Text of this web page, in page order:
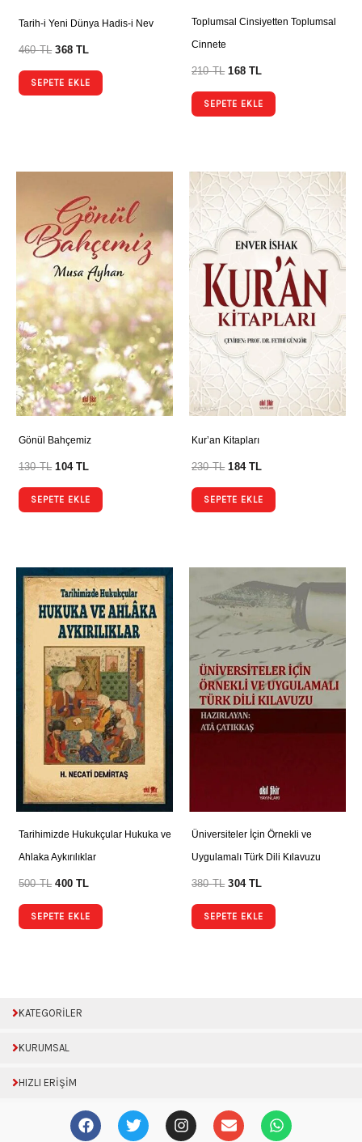
Tarih-i Yeni Dünya Hadis-i Nev
460TL 368TL
SEPETE EKLE
Toplumsal Cinsiyetten Toplumsal
Cinnete
210TL 168TL
SEPETE EKLE
Gönül Bahçemiz
130TL 104TL
SEPETE EKLE
Kur’an Kitapları
230TL 184TL
SEPETE EKLE
Tarihimizde Hukukçular Hukuka ve
Ahlaka Aykırılıklar
500TL 400TL
SEPETE EKLE
Üniversiteler İçin Örnekli ve
Uygulamalı Türk Dili Kılavuzu
380TL 304TL
SEPETE EKLE
KATEGORİLER
KURUMSAL
HIZLI ERİŞİM
F
a
T
w
I
n
E
n
W
h